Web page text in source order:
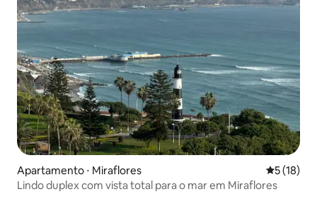
Apartamento ⋅ Miraflores 5 de uma
5 (18)
Lindo duplex com vista total para o mar em Miraflores